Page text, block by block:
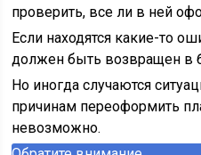
проверить, все ли в ней
Если находятся какие-то
должен быть возвращен в
Но иногда случаются
причинам переоформить
невозможно.